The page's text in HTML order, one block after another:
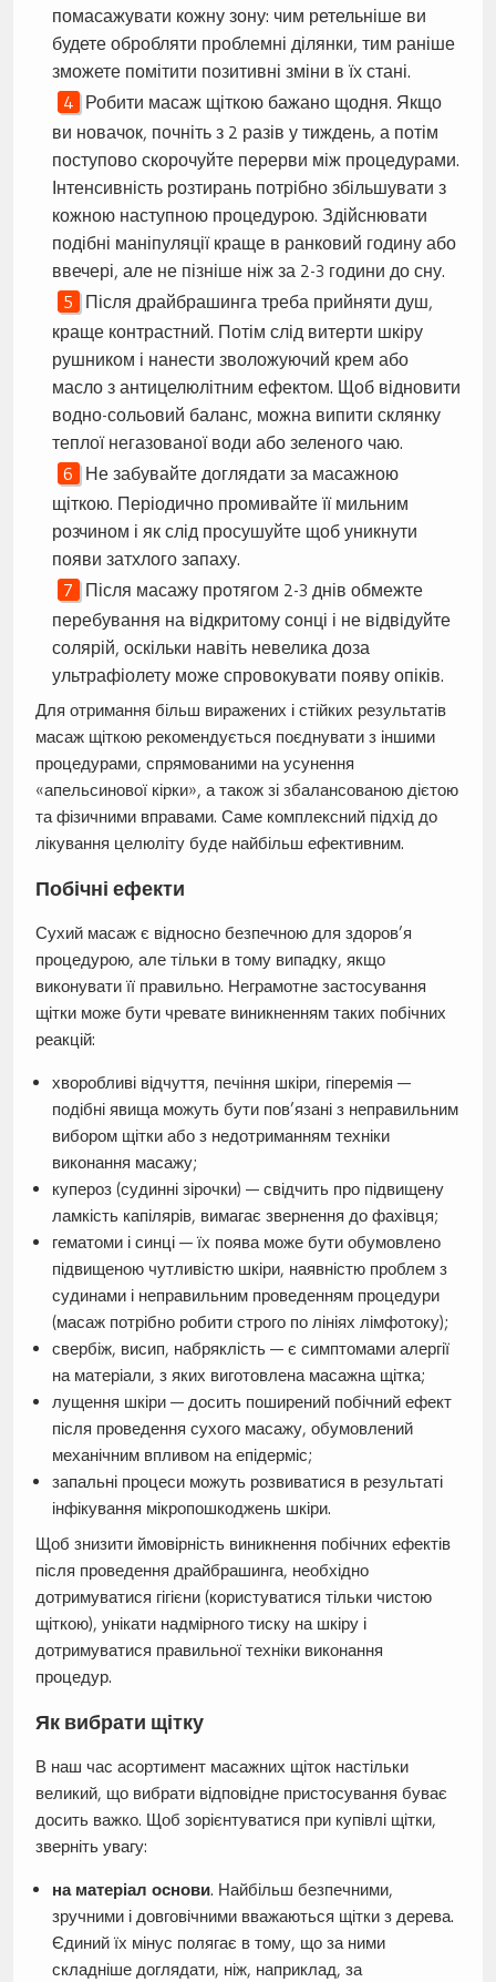
помасажувати кожну зону: чим ретельніше ви
будете обробляти проблемні ділянки, тим раніше
зможете помітити позитивні зміни в їх стані.
Робити масаж щіткою бажано щодня. Якщо
ви новачок, почніть з 2 разів у тиждень, а потім
поступово скорочуйте перерви між процедурами.
Інтенсивність розтирань потрібно збільшувати з
кожною наступною процедурою. Здійснювати
подібні маніпуляції краще в ранковий годину або
ввечері, але не пізніше ніж за 2-3 години до сну.
Після драйбрашинга треба прийняти душ,
краще контрастний. Потім слід витерти шкіру
рушником і нанести зволожуючий крем або
масло з антицелюлітним ефектом. Щоб відновити
водно-сольовий баланс, можна випити склянку
теплої негазованої води або зеленого чаю.
Не забувайте доглядати за масажною
щіткою. Періодично промивайте її мильним
розчином і як слід просушуйте щоб уникнути
появи затхлого запаху.
Після масажу протягом 2-3 днів обмежте
перебування на відкритому сонці і не відвідуйте
солярій, оскільки навіть невелика доза
ультрафіолету може спровокувати появу опіків.
Для отримання більш виражених і стійких результатів
масаж щіткою рекомендується поєднувати з іншими
процедурами, спрямованими на усунення
«апельсинової кірки», а також зі збалансованою дієтою
та фізичними вправами. Саме комплексний підхід до
лікування целюліту буде найбільш ефективним.
Побічні ефекти
Сухий масаж є відносно безпечною для здоров’я
процедурою, але тільки в тому випадку, якщо
виконувати її правильно. Неграмотне застосування
щітки може бути чревате виникненням таких побічних
реакцій:
хворобливі відчуття, печіння шкіри, гіперемія —
подібні явища можуть бути пов’язані з неправильним
вибором щітки або з недотриманням техніки
виконання масажу;
купероз (судинні зірочки) — свідчить про підвищену
ламкість капілярів, вимагає звернення до фахівця;
гематоми і синці — їх поява може бути обумовлено
підвищеною чутливістю шкіри, наявністю проблем з
судинами і неправильним проведенням процедури
(масаж потрібно робити строго по лініях лімфотоку);
свербіж, висип, набряклість — є симптомами алергії
на матеріали, з яких виготовлена масажна щітка;
лущення шкіри — досить поширений побічний ефект
після проведення сухого масажу, обумовлений
механічним впливом на епідерміс;
запальні процеси можуть розвиватися в результаті
інфікування мікропошкоджень шкіри.
Щоб знизити ймовірність виникнення побічних ефектів
після проведення драйбрашинга, необхідно
дотримуватися гігієни (користуватися тільки чистою
щіткою), унікати надмірного тиску на шкіру і
дотримуватися правильної техніки виконання
процедур.
Як вибрати щітку
В наш час асортимент масажних щіток настільки
великий, що вибрати відповідне пристосування буває
досить важко. Щоб зорієнтуватися при купівлі щітки,
зверніть увагу:
на матеріал основи. Найбільш безпечними,
зручними і довговічними вважаються щітки з дерева.
Єдиний їх мінус полягає в тому, що за ними
складніше доглядати, ніж, наприклад, за